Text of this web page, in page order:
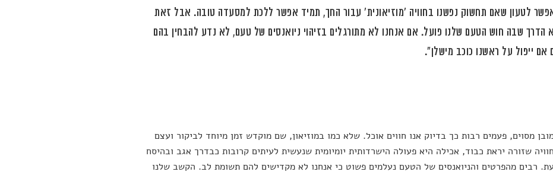
לטעון שאם תחשוק נפשנו בחוויה 'מוזיאונית' עבור החך, תמיד אפשר ללכת למסעדה טובה. אבל זאת
הדרך שבה חוש הטעם שלנו פועל. אם אנחנו לא מתורגלים בזיהוי ניואנסים של טעם, לא נדע להבחין בהם
אם ייפול על ראשנו כוכב מישלן".
מסוים, פעמים רבות כך בדיוק אנו חווים אוכל. שלא כמו במוזיאון, שם מוקדש זמן מיוחד לביקור ועצם
שזורה יראת כבוד, אכילה היא פעולה הישרדותית יומיומית שנעשית לעיתים קרובות כבדרך אגב ובהיסח
רבים מהפרטים והניואנסים של הטעם נעלמים פשוט כי אנחנו לא מקדישים להם תשומת לב. הקשב שלנו